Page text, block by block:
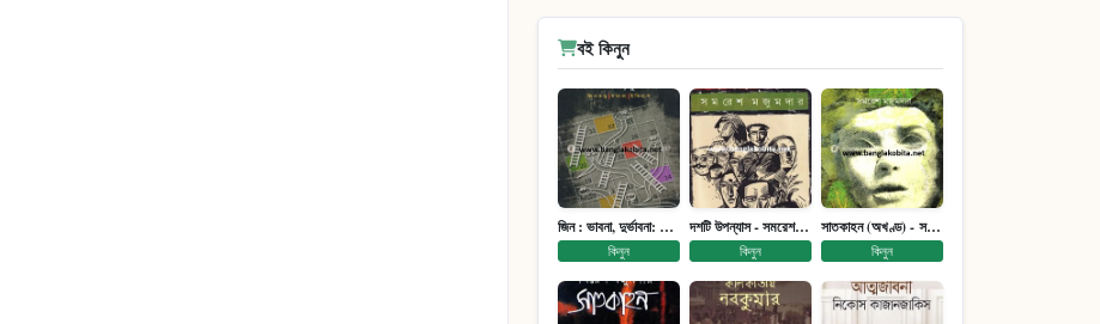
বই কিনুন
জিন : ভাবনা, দুর্ভাবনা: জিনতত্ত্ব সমাজ ইতিহাস (পেপারব্যাক)
কিনুন
দশটি উপন্যাস - সমরেশ মজুমদার
কিনুন
সাতকাহন (অখণ্ড) - সমরেশ মজুমদার
কিনুন